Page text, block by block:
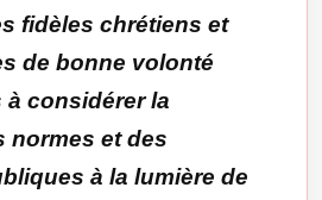
fidèles chrétiens et
de bonne volonté
considérer la
normes et des
à la lumière de